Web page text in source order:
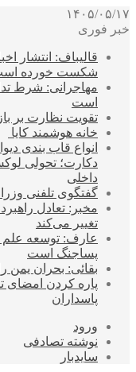
۱۴۰۵/۰۵/۱۷
خبر فوری
قالیباف: انتشار
شکست خورده
مهاجرانی: شرط
است
تقویت نظارت بر
خانه هوشمند کایا
انواع قاب بندی
دکارت؛ تحولی
داخلی
گفتگوی تلفنی
مخبر: تعادل
تغییر می‌کند
عارف: توسعه علم
پساجنگ است
بقائی: بحران یمن
پاره کردن امضای
پاسداران
ورود
نوشته تصادفی
سایدبار